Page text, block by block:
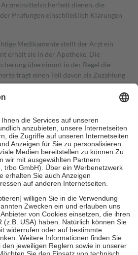
dienen, die
Prüfungen einschließlich Klärungen
Medikamente stellt der Arzt ein
erhält sie in der Apotheke. Die
übernimmt in der Regel die
trägt einen Teil davon als Zuzahlung
Zuzahlungen in Höhe von zehn
sind jedoch nie mehr als die tatsächlichen
auch für Online-Apotheken.
Krankenpflege beträgt die
Kosten sowie zehn Euro je
für ihre eigene Gesundheit zu
Stellung der Familie zu unterstützen,
an bei:
bis zum vollendeten 18. Lebensjahr
und Früherkennung, die von der